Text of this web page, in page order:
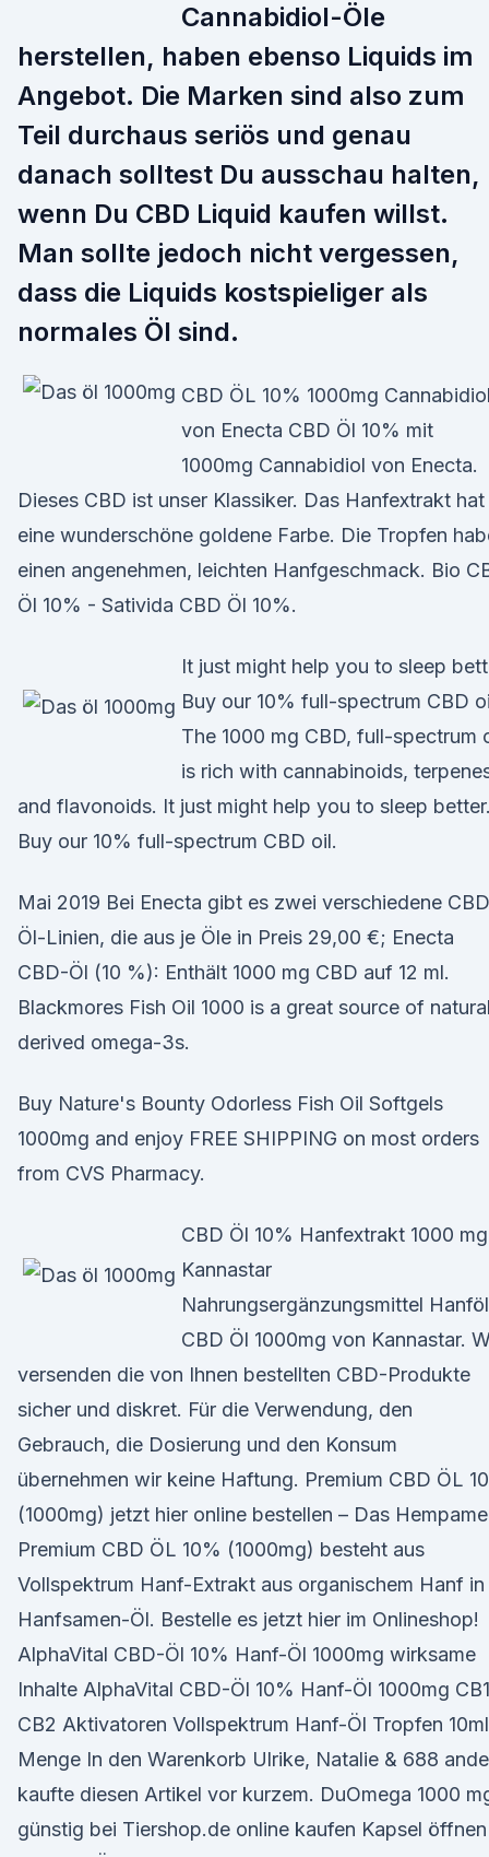
Cannabidiol-Öle
herstellen, haben ebenso Liquids im
Angebot. Die Marken sind also zum
Teil durchaus seriös und genau
danach solltest Du ausschau halten,
wenn Du CBD Liquid kaufen willst.
Man sollte jedoch nicht vergessen,
dass die Liquids kostspieliger als
normales Öl sind.
CBD ÖL 10% 1000mg Cannabidiol
von Enecta CBD Öl 10% mit
1000mg Cannabidiol von Enecta.
Dieses CBD ist unser Klassiker. Das Hanfextrakt hat
eine wunderschöne goldene Farbe. Die Tropfen
einen angenehmen, leichten Hanfgeschmack. Bio
Öl 10% - Sativida CBD Öl 10%.
It just might help you to sleep
Buy our 10% full-spectrum CBD
The 1000 mg CBD, full-spectrum
is rich with cannabinoids,
and flavonoids. It just might help you to sleep better.
Buy our 10% full-spectrum CBD oil.
Mai 2019 Bei Enecta gibt es zwei verschiedene
Öl-Linien, die aus je Öle in Preis 29,00 €; Enecta
CBD-Öl (10 %): Enthält 1000 mg CBD auf 12 ml.
Blackmores Fish Oil 1000 is a great source of
derived omega-3s.
Buy Nature's Bounty Odorless Fish Oil Softgels
1000mg and enjoy FREE SHIPPING on most orders
from CVS Pharmacy.
CBD Öl 10% Hanfextrakt 1000 mg
Kannastar
Nahrungsergänzungsmittel
CBD Öl 1000mg von Kannastar.
versenden die von Ihnen bestellten CBD-Produkte
sicher und diskret. Für die Verwendung, den
Gebrauch, die Dosierung und den Konsum
übernehmen wir keine Haftung. Premium CBD ÖL
(1000mg) jetzt hier online bestellen – Das
Premium CBD ÖL 10% (1000mg) besteht aus
Vollspektrum Hanf-Extrakt aus organischem Hanf in
Hanfsamen-Öl. Bestelle es jetzt hier im Onlineshop!
AlphaVital CBD-Öl 10% Hanf-Öl 1000mg wirksame
Inhalte AlphaVital CBD-Öl 10% Hanf-Öl 1000mg
CB2 Aktivatoren Vollspektrum Hanf-Öl Tropfen 10ml
Menge In den Warenkorb Ulrike, Natalie & 688
kaufte diesen Artikel vor kurzem. DuOmega 1000 mg
günstig bei Tiershop.de online kaufen Kapsel öffnen